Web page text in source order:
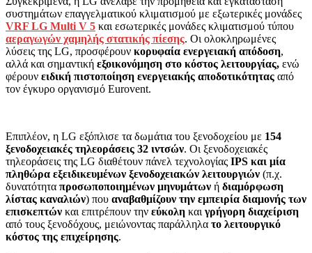
συστημάτων επαγγελματικού κλιματισμού με εξωτερικές μονάδες
VRF LG Multi V 5 και εσωτερικές μονάδες κλιματισμού τύπου
αεραγωγών χαμηλής στατικής πίεσης. Οι ολοκληρωμένες
λύσεις της LG, προσφέρουν κορυφαία ενεργειακή απόδοση,
αλλά και σημαντική εξοικονόμηση στο κόστος λειτουργίας, ενώ
φέρουν ειδική πιστοποίηση ενεργειακής αποδοτικότητας από
τον έγκυρο οργανισμό Eurovent.
Επιπλέον, η LG εξόπλισε τα δωμάτια του ξενοδοχείου με 154
ξενοδοχειακές τηλεοράσεις 32 ιντσών. Οι ξενοδοχειακές
τηλεοράσεις της LG διαθέτουν πάνελ τεχνολογίας IPS και μία
πληθώρα εξειδικευμένων ξενοδοχειακών λειτουργιών (π.χ.
δυνατότητα προσωποποιημένων μηνυμάτων ή διαμόρφωση
λίστας καναλιών) που αναβαθμίζουν την εμπειρία διαμονής των
επισκεπτών και επιτρέπουν την εύκολη και γρήγορη διαχείριση
από τους ξενοδόχους, μειώνοντας παράλληλα το λειτουργικό
κόστος της επιχείρησης.